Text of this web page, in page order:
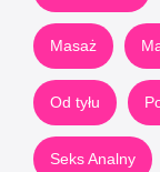
Masaż
Od tyłu
Seks Analny